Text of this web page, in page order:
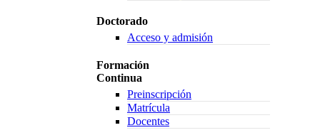
Doctorado
Acceso y admisión
Formación
Continua
Preinscripción
Matrícula
Docentes